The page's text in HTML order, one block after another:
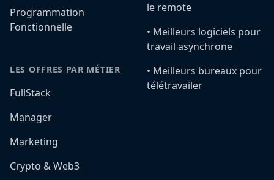
Programmation
Fonctionnelle
LES OFFRES PAR MÉTIER
FullStack
Manager
Marketing
Crypto & Web3
le remote
•️ Meilleurs logiciels pour
travail asynchrone
•️ Meilleurs bureaux pour
télétravailer